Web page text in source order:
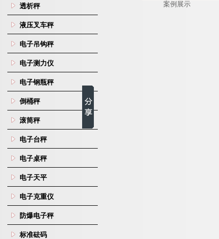
透析秤
液压叉车秤
电子吊钩秤
电子测力仪
电子钢瓶秤
倒桶秤
滚筒秤
电子台秤
电子桌秤
电子天平
电子克重仪
防爆电子秤
标准砝码
案例展示